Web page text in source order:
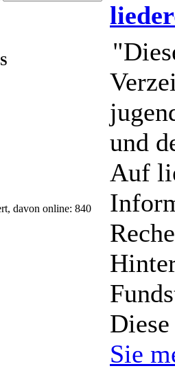
davon online: 840
und
Auf
Sie